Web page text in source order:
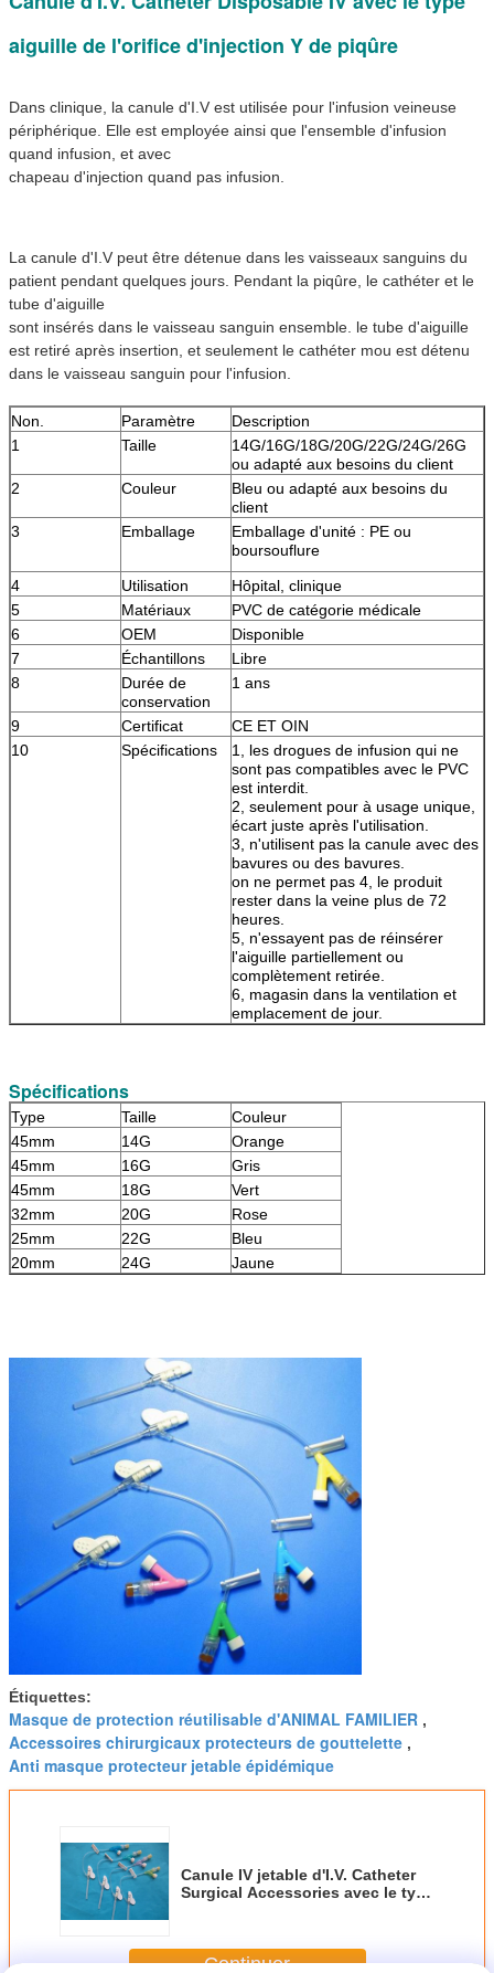
aiguille de l'orifice d'injection Y de piqûre
Dans clinique, la canule d'I.V est utilisée pour l'infusion veineuse
périphérique. Elle est employée ainsi que l'ensemble d'infusion
quand infusion, et avec
chapeau d'injection quand pas infusion.
La canule d'I.V peut être détenue dans les vaisseaux sanguins du
patient pendant quelques jours. Pendant la piqûre, le cathéter et le
tube d'aiguille
sont insérés dans le vaisseau sanguin ensemble. le tube d'aiguille
est retiré après insertion, et seulement le cathéter mou est détenu
dans le vaisseau sanguin pour l'infusion.
Non. Paramètre
Description
1
Taille
14G/16G/18G/20G/22G/24G/26G
ou adapté aux besoins du client
2
Couleur
Bleu ou adapté aux besoins du
client
3
Emballage
Emballage d'unité : PE ou
boursouflure
4
Utilisation
Hôpital, clinique
5
Matériaux
PVC de catégorie médicale
6
OEM
Disponible
7
Échantillons
Libre
8
Durée de
conservation
1 ans
9 Certificat
CE ET OIN
10
Spécifications
1, les drogues de infusion qui ne
sont pas compatibles avec le PVC
est interdit.
2, seulement pour à usage unique,
écart juste après l'utilisation.
3, n'utilisent pas la canule avec des
bavures ou des bavures.
on ne permet pas 4, le produit
rester dans la veine plus de 72
heures.
5, n'essayent pas de réinsérer
l'aiguille partiellement ou
complètement retirée.
6, magasin dans la ventilation et
emplacement de jour.
Spécifications
Type Taille
Couleur
45mm
14G
Orange
45mm
16G
Gris
45mm
18G
Vert
32mm
20G
Rose
25mm
22G
Bleu
20mm
24G Jaune
Étiquettes:
Masque de protection réutilisable d'ANIMAL FAMILIER ,
Accessoires chirurgicaux protecteurs de gouttelette ,
Anti masque protecteur jetable épidémique
Canule IV jetable d'I.V. Catheter
Surgical Accessories avec le type
Continuer